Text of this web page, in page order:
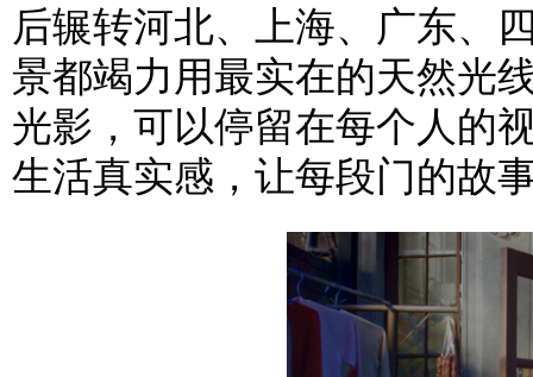
后辗转河北、上海、广东、
景都竭力用最实在的天然光
光影，可以停留在每个人的
生活真实感，让每段门的故